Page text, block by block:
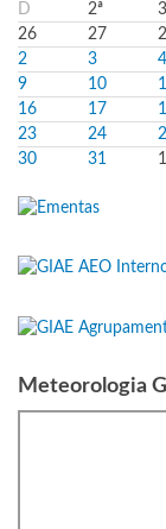
D
2ª
26
27
2
3 4
9
10
16
17
23
24
30
31 1
Meteorologia